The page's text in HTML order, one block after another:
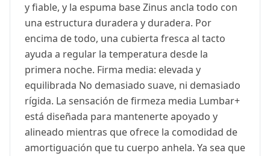
y fiable, y la espuma base Zinus ancla todo con
una estructura duradera y duradera. Por
encima de todo, una cubierta fresca al tacto
ayuda a regular la temperatura desde la
primera noche. Firma media: elevada y
equilibrada No demasiado suave, ni demasiado
rígida. La sensación de firmeza media Lumbar+
está diseñada para mantenerte apoyado y
alineado mientras que ofrece la comodidad de
amortiguación que tu cuerpo anhela. Ya sea que